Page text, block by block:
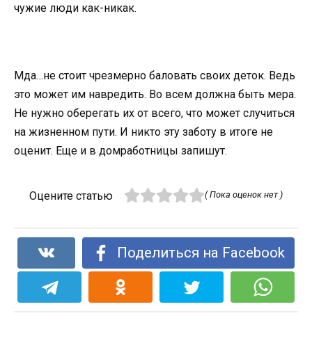
чужие люди как-никак.
Мда…не стоит чрезмерно баловать своих деток. Ведь
это может им навредить. Во всем должна быть мера.
Не нужно оберегать их от всего, что может случиться
на жизненном пути. И никто эту заботу в итоге не
оценит. Еще и в домработницы запишут.
Оцените статью ( Пока оценок нет )
Поделиться на Facebook